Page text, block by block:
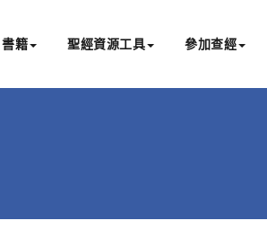
書籍 聖經資源工具 參加查經